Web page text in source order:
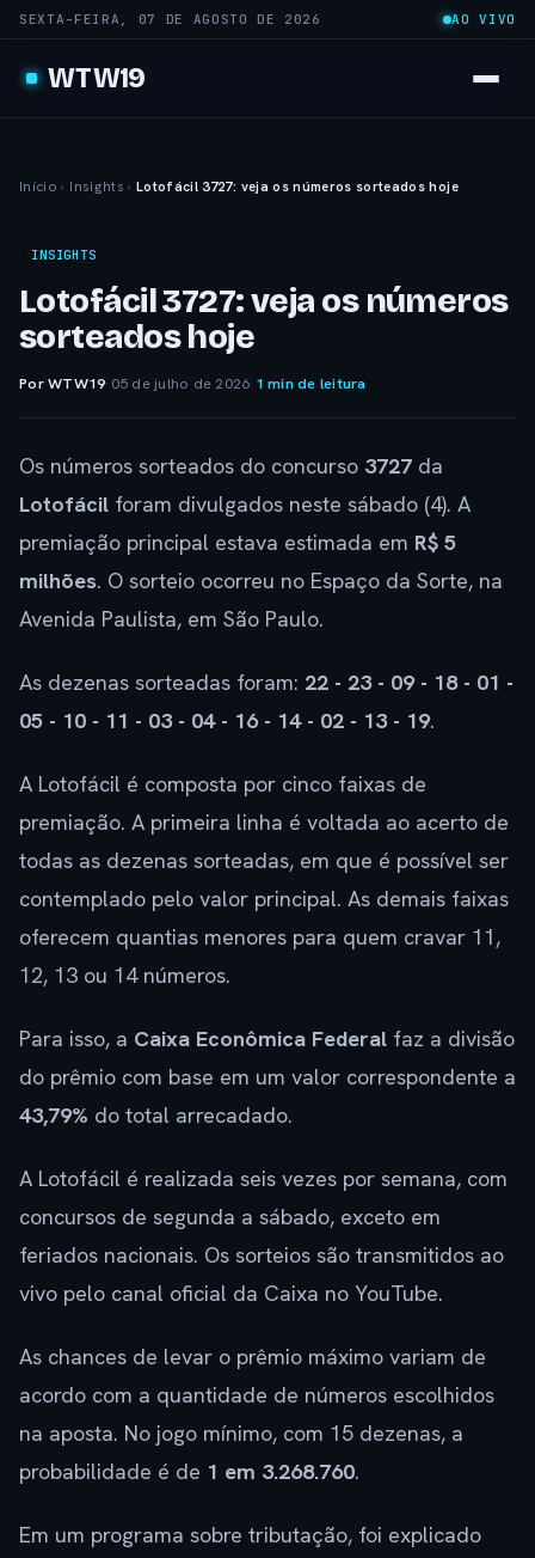
SEXTA-FEIRA, 07 DE AGOSTO DE 2026 AO VIVO
WTW19
Início › Insights › Lotofácil 3727: veja os números sorteados hoje
INSIGHTS
Lotofácil 3727: veja os números
sorteados hoje
Por WTW19· 05 de julho de 2026· 1 min de leitura
Os números sorteados do concurso 3727 da
Lotofácil foram divulgados neste sábado (4). A
premiação principal estava estimada em R$ 5
milhões. O sorteio ocorreu no Espaço da Sorte, na
Avenida Paulista, em São Paulo.
As dezenas sorteadas foram: 22 - 23 - 09 - 18 - 01 -
05 - 10 - 11 - 03 - 04 - 16 - 14 - 02 - 13 - 19.
A Lotofácil é composta por cinco faixas de
premiação. A primeira linha é voltada ao acerto de
todas as dezenas sorteadas, em que é possível ser
contemplado pelo valor principal. As demais faixas
oferecem quantias menores para quem cravar 11,
12, 13 ou 14 números.
Para isso, a Caixa Econômica Federal faz a divisão
do prêmio com base em um valor correspondente a
43,79% do total arrecadado.
A Lotofácil é realizada seis vezes por semana, com
concursos de segunda a sábado, exceto em
feriados nacionais. Os sorteios são transmitidos ao
vivo pelo canal oficial da Caixa no YouTube.
As chances de levar o prêmio máximo variam de
acordo com a quantidade de números escolhidos
na aposta. No jogo mínimo, com 15 dezenas, a
probabilidade é de 1 em 3.268.760.
Em um programa sobre tributação, foi explicado